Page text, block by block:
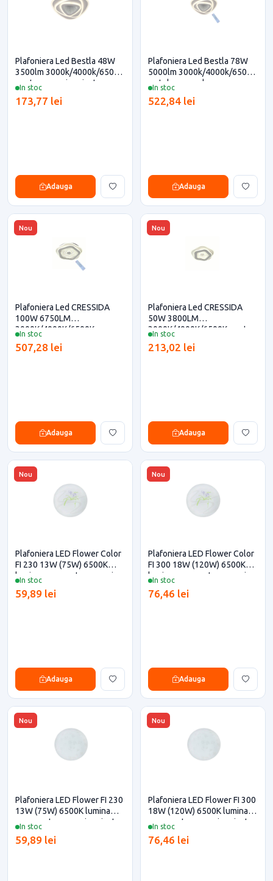
In stoc
Plafoniera Led Bestla 48W
3500lm 3000k/4000k/6500k
pentru casa si proiecte
173,77 lei
Adauga
In stoc
Plafoniera Led Bestla 78W
5000lm 3000k/4000k/6500k
cu telecomanda
522,84 lei
Adauga
Nou
In stoc
Plafoniera Led CRESSIDA
100W 6750LM
3000K/4000K/6500K cu
507,28 lei
Adauga
Nou
In stoc
Plafoniera Led CRESSIDA
50W 3800LM
3000K/4000K/6500K pentru
213,02 lei
Adauga
Nou
In stoc
Plafoniera LED Flower Color
FI 230 13W (75W) 6500K
lumina rece pentru casa si
59,89 lei
Adauga
Nou
In stoc
Plafoniera LED Flower Color
FI 300 18W (120W) 6500K
lumina rece pentru casa si
76,46 lei
Adauga
Nou
In stoc
Plafoniera LED Flower FI 230
13W (75W) 6500K lumina
rece pentru casa si proiecte
59,89 lei
Nou
In stoc
Plafoniera LED Flower FI 300
18W (120W) 6500K lumina
rece pentru casa si proiecte
76,46 lei